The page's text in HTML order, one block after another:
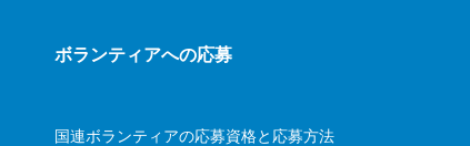
ボランティアへの応募
国連ボランティアの応募資格と応募方法